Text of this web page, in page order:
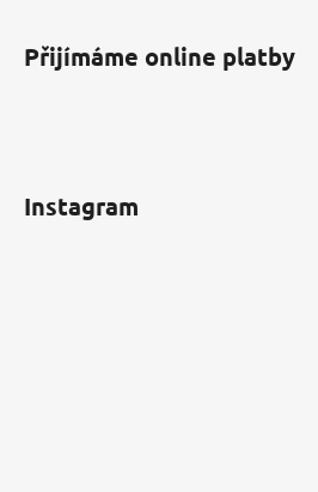
Přijímáme online platby
Instagram